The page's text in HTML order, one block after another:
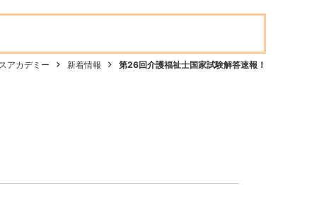
アカデミー 新着情報 第26回介護福祉士国家試験解答速報！